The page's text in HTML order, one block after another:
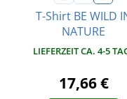
T-Shirt BE WILD
NATURE
LIEFERZEIT CA. 4-5
17,66 €